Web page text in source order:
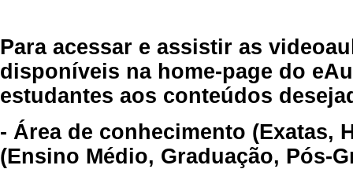
Para acessar e assistir as
disponíveis na home-page do
estudantes aos conteúdos
- Área de conhecimento (Exatas,
(Ensino Médio, Graduação, Pós-